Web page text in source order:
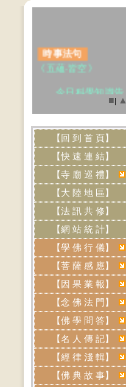
時事法句
《五蘊‧皆空》
今日科學知識告
訴我們，一切物質，
皆由分子組成，而分
子是由原子組
成。.....(點我閱讀)
.
網站資訊
‧本網站《免費刊
》各道場法會共修
及活動訊息，歡迎提
供資料，來信請寄
Email:
btly.tw@yahoo.com.tw
■| ▲
【回 到 首 頁】
【快 速 連 結】
【寺 廟 巡 禮】
【大 陸 地 區】
【法 訊 共 修】
【網 站 統 計】
【學 佛 行 儀】
【菩 薩 感 應】
【因 果 業 報】
【念 佛 法 門】
【佛 學 問 答】
【名 人 傳 記】
【經 律 淺 輯】
【佛 典 故 事】